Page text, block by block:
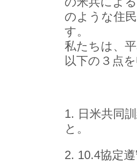
のような住
す。
私たちは、
以下の３点
1. 日米共同
と。
2. 10.4協定